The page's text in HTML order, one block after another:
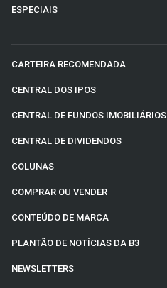
ESPECIAIS
CARTEIRA RECOMENDADA
CENTRAL DOS IPOS
CENTRAL DE FUNDOS IMOBILIÁRIOS
CENTRAL DE DIVIDENDOS
COLUNAS
COMPRAR OU VENDER
CONTEÚDO DE MARCA
PLANTÃO DE NOTÍCIAS DA B3
NEWSLETTERS